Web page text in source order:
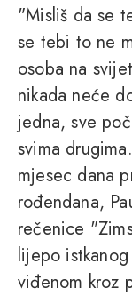
"Misliš da se
se tebi to ne
osoba na
nikada neće
jedna, sve
svima
mjesec dana
rođendana,
rečenice
lijepo
viđenom kroz